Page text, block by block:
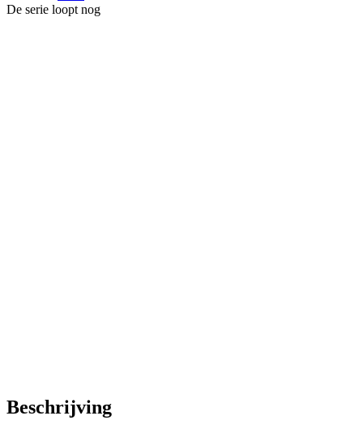
De serie loopt nog
Beschrijving